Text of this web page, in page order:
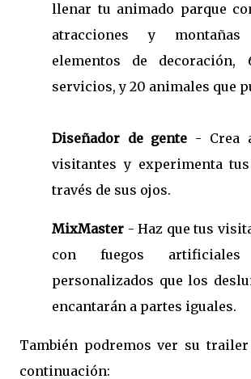
llenar tu animado parque
atracciones y
elementos de
servicios, y 20 animales que
Diseñador de gente - Crea
visitantes y experimenta
través de sus ojos.
MixMaster - Haz que tus
con fuegos
personalizados que los
encantarán a partes iguales.
También podremos ver su
continuación: